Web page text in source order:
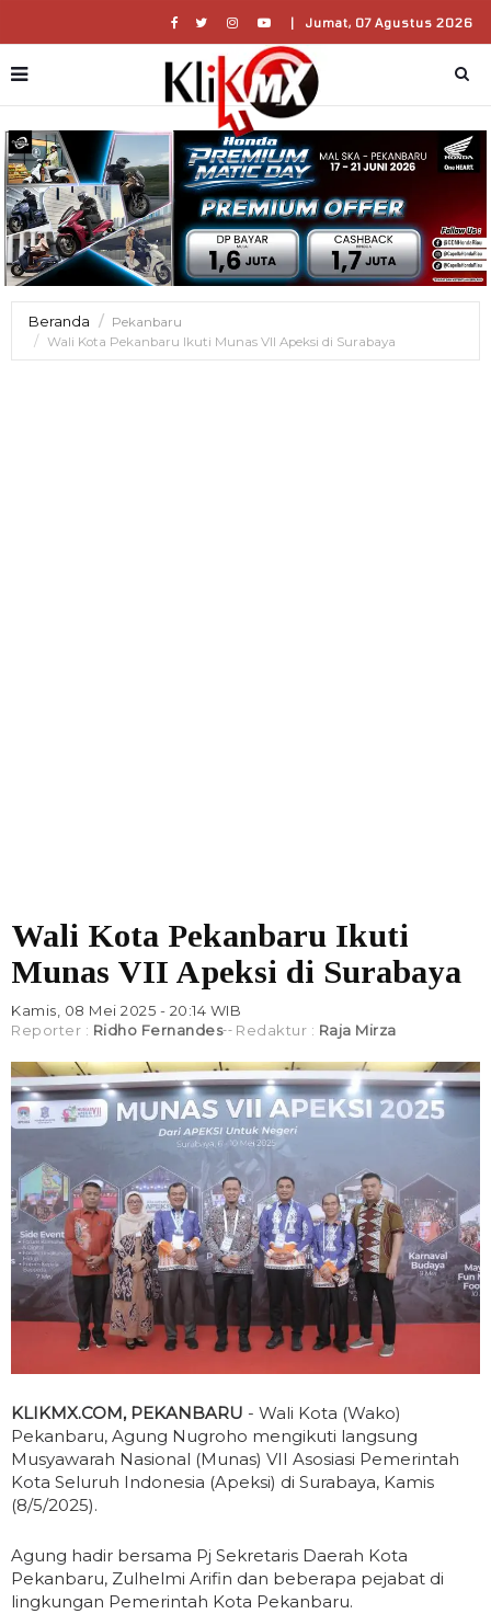
| Jumat, 07 Agustus 2026
Beranda
Pekanbaru
Wali Kota Pekanbaru Ikuti Munas VII Apeksi di Surabaya
Wali Kota Pekanbaru Ikuti
Munas VII Apeksi di Surabaya
Kamis, 08 Mei 2025 - 20:14 WIB
Reporter : Ridho Fernandes Redaktur : Raja Mirza
KLIKMX.COM, PEKANBARU - Wali Kota (Wako)
Pekanbaru, Agung Nugroho mengikuti langsung
Musyawarah Nasional (Munas) VII Asosiasi Pemerintah
Kota Seluruh Indonesia (Apeksi) di Surabaya, Kamis
(8/5/2025).
Agung hadir bersama Pj Sekretaris Daerah Kota
Pekanbaru, Zulhelmi Arifin dan beberapa pejabat di
lingkungan Pemerintah Kota Pekanbaru.